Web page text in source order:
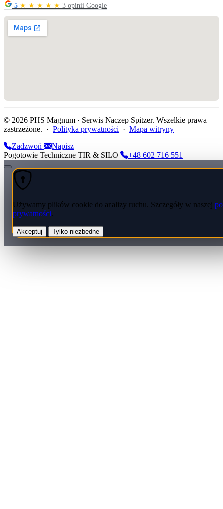
5 ★ ★ ★ ★ ★ 3 opinii Google
© 2026 PHS Magnum · Serwis Naczep Spitzer. Wszelkie prawa
zastrzeżone. · Polityka prywatności · Mapa witryny
Zadzwoń
Napisz
Pogotowie Techniczne TIR & SILO
+48 602 716 551
Używamy plików cookie do analizy ruchu. Szczegóły w naszej
prywatności.
Akceptuj Tylko niezbędne